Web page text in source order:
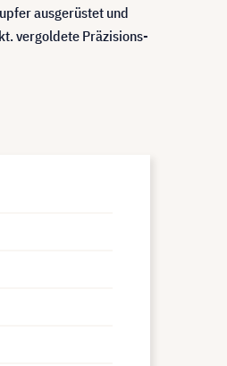
ausgerüstet und
vergoldete Präzisions-